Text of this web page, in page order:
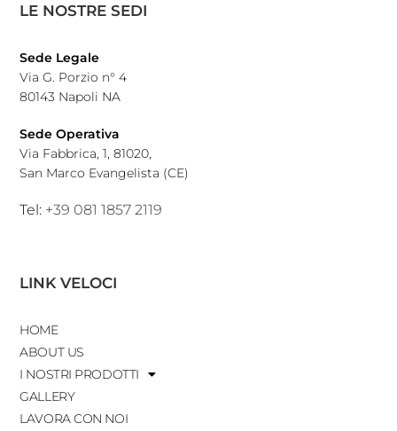
LE NOSTRE SEDI
Sede Legale
Via G. Porzio n° 4
80143 Napoli NA
Sede Operativa
Via Fabbrica, 1, 81020,
San Marco Evangelista (CE)
Tel: +39 081 1857 2119
LINK VELOCI
HOME
ABOUT US
I NOSTRI PRODOTTI
GALLERY
LAVORA CON NOI